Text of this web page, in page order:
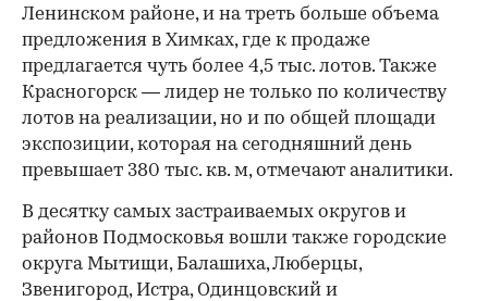
Ленинском районе, и на треть больше объема
предложения в Химках, где к продаже
предлагается чуть более 4,5 тыс. лотов. Также
Красногорск — лидер не только по количеству
лотов на реализации, но и по общей площади
экспозиции, которая на сегодняшний день
превышает 380 тыс. кв. м, отмечают аналитики.
В десятку самых застраиваемых округов и
районов Подмосковья вошли также городские
округа Мытищи, Балашиха, Люберцы,
Звенигород, Истра, Одинцовский и